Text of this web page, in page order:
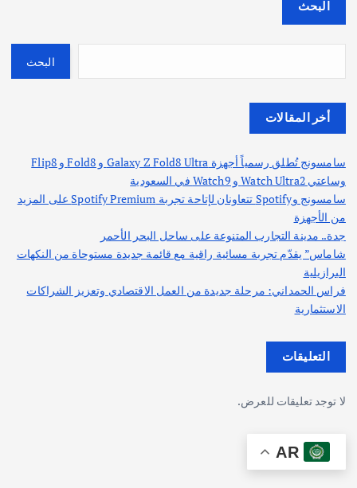
البحث
البحث
أخر المقالات
سامسونج تُطلق رسمياً أجهزة Galaxy Z Fold8 Ultra و Fold8 و Flip8
وساعتي Watch Ultra2 و Watch9 في السعودية
سامسونج وSpotify تتعاونان لإتاحة تجربة Spotify Premium على المزيد
من الأجهزة
جدة.. مدينة التجارب المتنوعة على ساحل البحر الأحمر
شاماس” يقدّم تجربة مسائية راقية مع قائمة جديدة مستوحاة من النكهات
البرازيلية
فراس الحمداني: مرحلة جديدة من العمل الاقتصادي وتعزيز الشراكات
الاستثمارية
التعليقات
لا توجد تعليقات للعرض.
AR